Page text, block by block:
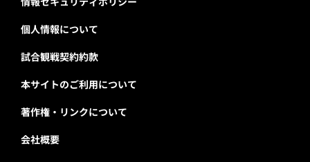
個人情報について
試合観戦契約約款
本サイトのご利用について
著作権・リンクについて
会社概要